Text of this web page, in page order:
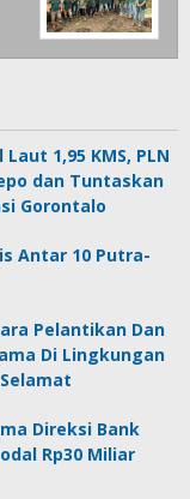
1,95 KMS, PLN
dan Tuntaskan
Gorontalo
Antar 10 Putra-
Pelantikan Dan
Di Lingkungan
Direksi Bank
Rp30 Miliar